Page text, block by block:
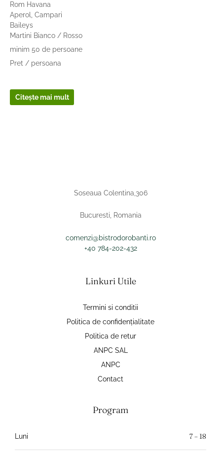
Rom Havana
Aperol, Campari
Baileys
Martini Bianco / Rosso
minim 50 de persoane
Pret / persoana
Citește mai mult
Soseaua Colentina,306
Bucuresti, Romania
comenzi@bistrodorobanti.ro
+40 784-202-432
Linkuri Utile
Termini si conditii
Politica de confidențialitate
Politica de retur
ANPC SAL
ANPC
Contact
Program
Luni 7 – 18